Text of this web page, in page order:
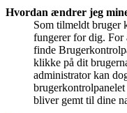
Hvordan ændrer jeg
Som tilmeldt bruger
fungerer for dig. For
finde
klikke på dit
administrator kan
bliver gemt til dine